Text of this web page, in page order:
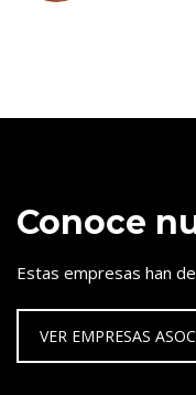
Conoce
Estas empresas han
VER EMPRESAS